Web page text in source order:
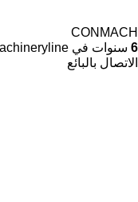
CONMACH
6 سنوات في Machineryline
الاتصال بالبائع